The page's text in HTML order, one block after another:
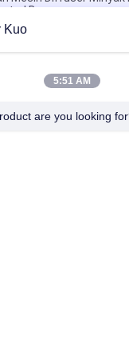
Bau
daya yang kuat
minyak esensial
Diffuser Minyak
Kuo
5:51 AM
are you looking